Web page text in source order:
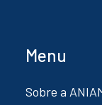
Menu
Sobre a